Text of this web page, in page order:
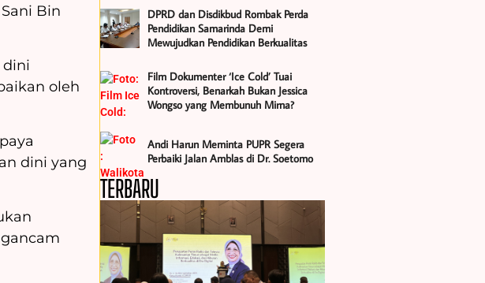
Bin
dini
oleh
dini yang
DPRD dan Disdikbud Rombak Perda
Pendidikan Samarinda Demi
Mewujudkan Pendidikan Berkualitas
Film Dokumenter ‘Ice Cold’ Tuai
Kontroversi, Benarkah Bukan Jessica
Wongso yang Membunuh Mirna?
Andi Harun Meminta PUPR Segera
Perbaiki Jalan Amblas di Dr. Soetomo
TERBARU